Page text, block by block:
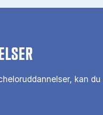
kan du